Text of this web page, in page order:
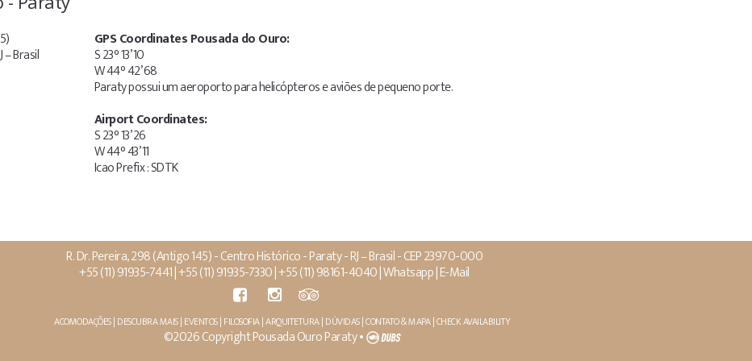
Brasil
GPS Coordinates Pousada do Ouro:
S 23° 13’ 10
W 44° 42’ 68
Paraty possui um aeroporto para helicópteros e aviões de pequeno porte.
Airport Coordinates:
S 23° 13’ 26
W 44° 43’ 11
Icao Prefix : SDTK
R. Dr. Pereira, 298 (Antigo 145) - Centro Histórico - Paraty - RJ – Brasil - CEP 23970-000
+55 (11) 91935-7441 | +55 (11) 91935-7330 | +55 (11) 98161-4040 |Whatsapp|E-Mail
ACOMODAÇÕES | DESCUBRA MAIS | EVENTOS | FILOSOFIA |ARQUITETURA | DÚVIDAS |CONTATO & MAPA |CHECK AVAILABILITY
©2026 Copyright Pousada Ouro Paraty •